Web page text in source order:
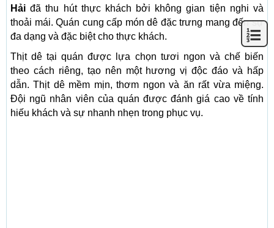
Hảiđã thu hút thực khách bởi không gian tiện nghi và
thoải mái. Quán cung cấp món dê đặc trưng mang đến sự
đa dạng và đặc biệt cho thực khách.
Thịt dê tại quán được lựa chọn tươi ngon và chế biến
theo cách riêng, tạo nên một hương vị độc đáo và hấp
dẫn. Thịt dê mềm mịn, thơm ngon và ăn rất vừa miệng.
Đội ngũ nhân viên của quán được đánh giá cao về tính
hiếu khách và sự nhanh nhẹn trong phục vụ.